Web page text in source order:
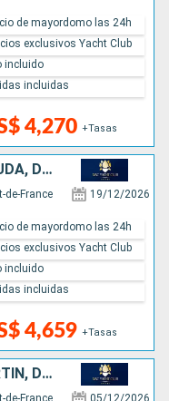
4,270 +Tasas
de mayordomo las 24h
exclusivos Yacht Club
incluido
incluidas
SAN MARTÍN, ANTIGUA Y BARBUDA, DOMINICA
de-France 19/12/2026
4,659 +Tasas
de mayordomo las 24h
exclusivos Yacht Club
incluido
incluidas
ANTIGUA Y BARBUDA, SAN MARTÍN, DOMINICA
de-France 05/12/2026